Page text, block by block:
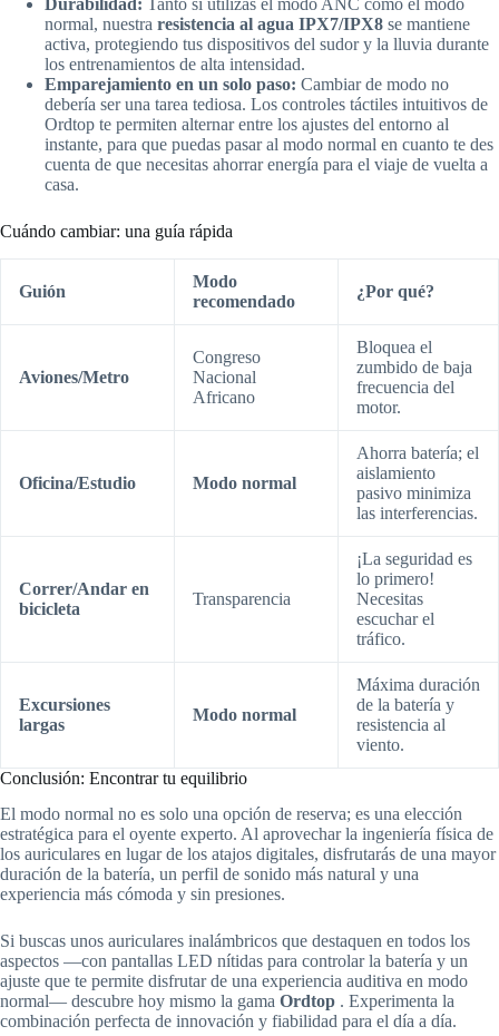
normal, nuestra resistencia al agua IPX7/IPX8 se mantiene
activa, protegiendo tus dispositivos del sudor y la lluvia durante
los entrenamientos de alta intensidad.
Emparejamiento en un solo paso: Cambiar de modo no
debería ser una tarea tediosa. Los controles táctiles intuitivos de
Ordtop te permiten alternar entre los ajustes del entorno al
instante, para que puedas pasar al modo normal en cuanto te des
cuenta de que necesitas ahorrar energía para el viaje de vuelta a
casa.
Cuándo cambiar: una guía rápida
Guión
Modo
recomendado
¿Por qué?
Aviones/Metro
Congreso
Nacional
Africano
Bloquea el
zumbido de baja
frecuencia del
motor.
Oficina/Estudio Modo normal
Ahorra batería; el
aislamiento
pasivo minimiza
las interferencias.
Correr/Andar en
bicicleta
Transparencia
¡La seguridad es
lo primero!
Necesitas
escuchar el
tráfico.
Excursiones
largas
Modo normal
Máxima duración
de la batería y
resistencia al
viento.
Conclusión: Encontrar tu equilibrio
El modo normal no es solo una opción de reserva; es una elección
estratégica para el oyente experto. Al aprovechar la ingeniería física de
los auriculares en lugar de los atajos digitales, disfrutarás de una mayor
duración de la batería, un perfil de sonido más natural y una
experiencia más cómoda y sin presiones.
Si buscas unos auriculares inalámbricos que destaquen en todos los
aspectos —con pantallas LED nítidas para controlar la batería y un
ajuste que te permite disfrutar de una experiencia auditiva en modo
normal— descubre hoy mismo la gama Ordtop . Experimenta la
combinación perfecta de innovación y fiabilidad para el día a día.